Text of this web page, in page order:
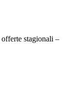
stagionali –